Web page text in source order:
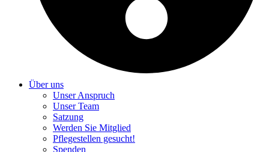
Über uns
Unser Anspruch
Unser Team
Satzung
Werden Sie Mitglied
Pflegestellen gesucht!
Spenden